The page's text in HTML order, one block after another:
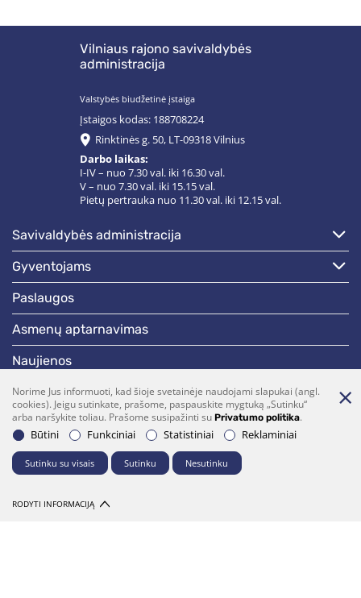
Vilniaus rajono savivaldybės
administracija
Valstybės biudžetinė įstaiga
Įstaigos kodas: 188708224
Rinktinės g. 50, LT-09318 Vilnius
Darbo laikas:
I-IV – nuo 7.30 val. iki 16.30 val.
V – nuo 7.30 val. iki 15.15 val.
Pietų pertrauka nuo 11.30 val. iki 12.15 val.
savivaldybės administracija
gyventojams
paslaugos
asmenų aptarnavimas
naujienos
skelbimai
darbotvarkės
Bendraukime
Norime Jus informuoti, kad šioje svetainėje naudojami slapukai (angl.
cookies). Jeigu sutinkate, prašome, paspauskite mygtuką „Sutinku“
arba naršykite toliau. Prašome susipažinti su Privatumo politika.
Būtini
Funkciniai Statistiniai Reklaminiai
Sutinku su visais Sutinku Nesutinku
RODYTI INFORMACIJĄ